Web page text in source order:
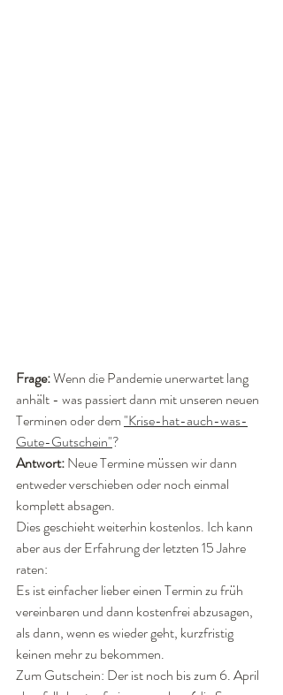
Frage: Wenn die Pandemie unerwartet lang
anhält - was passiert dann mit unseren neuen
Terminen oder dem "Krise-hat-auch-was-
Gute-Gutschein"?
Antwort: Neue Termine müssen wir dann
entweder verschieben oder noch einmal
komplett absagen.
Dies geschieht weiterhin kostenlos. Ich kann
aber aus der Erfahrung der letzten 15 Jahre
raten:
Es ist einfacher lieber einen Termin zu früh
vereinbaren und dann kostenfrei abzusagen,
als dann, wenn es wieder geht, kurzfristig
keinen mehr zu bekommen.
Zum Gutschein: Der ist noch bis zum 6. April